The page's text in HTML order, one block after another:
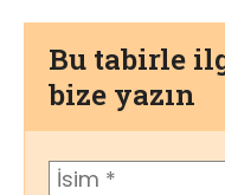
Bu tabirle
bize yazın